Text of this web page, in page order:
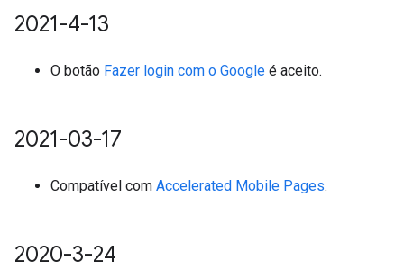
2021-4-13
O botão Fazer login com o Google é aceito.
2021-03-17
Compatível com Accelerated Mobile Pages.
2020-3-24